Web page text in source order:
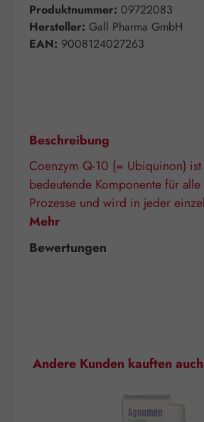
Produktnummer: 09722083
Hersteller: Gall Pharma GmbH
EAN: 9008124027263
Beschreibung
Coenzym Q-10 (= Ubiquinon)
bedeutende Komponente für
Prozesse und wird in jeder
Mehr
Bewertungen
Produktgalerie überspringen
Andere Kunden kauften